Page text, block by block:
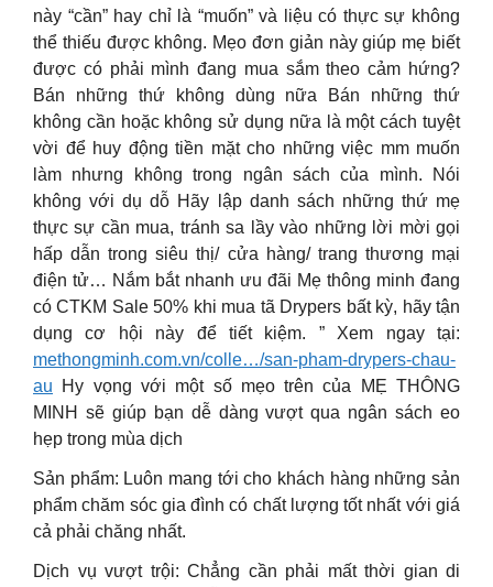
này “cần” hay chỉ là “muốn” và liệu có thực sự không
thể thiếu được không. Mẹo đơn giản này giúp mẹ biết
được có phải mình đang mua sắm theo cảm hứng?
Bán những thứ không dùng nữa Bán những thứ
không cần hoặc không sử dụng nữa là một cách tuyệt
vời để huy động tiền mặt cho những việc mm muốn
làm nhưng không trong ngân sách của mình. Nói
không với dụ dỗ Hãy lập danh sách những thứ mẹ
thực sự cần mua, tránh sa lầy vào những lời mời gọi
hấp dẫn trong siêu thị/ cửa hàng/ trang thương mại
điện tử… Nắm bắt nhanh ưu đãi Mẹ thông minh đang
có CTKM Sale 50% khi mua tã Drypers bất kỳ, hãy tận
dụng cơ hội này để tiết kiệm. ” Xem ngay tại:
methongminh.com.vn/colle…/san-pham-drypers-chau-
au Hy vọng với một số mẹo trên của MẸ THÔNG
MINH sẽ giúp bạn dễ dàng vượt qua ngân sách eo
hẹp trong mùa dịch
Sản phẩm: Luôn mang tới cho khách hàng những sản
phẩm chăm sóc gia đình có chất lượng tốt nhất với giá
cả phải chăng nhất.
Dịch vụ vượt trội: Chẳng cần phải mất thời gian di